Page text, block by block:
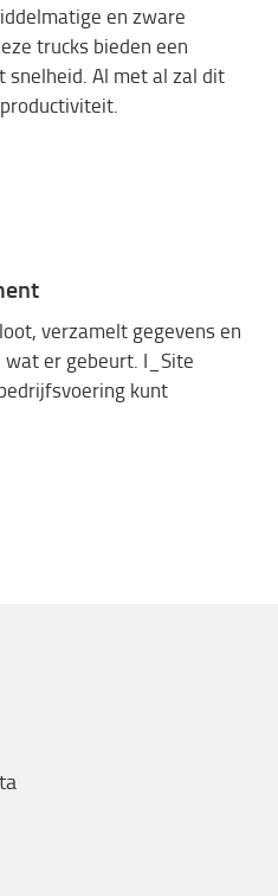
en zware
trucks bieden een
Al met al zal dit
verzamelt gegevens en
er gebeurt. I_Site
kunt